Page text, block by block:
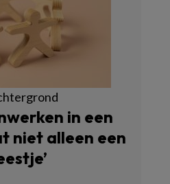
in een
niet alleen een